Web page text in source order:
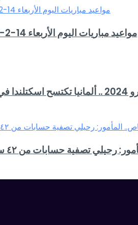
مواعيد مباريات اليوم الأربعاء 14-2-2024 والقنوات الناقلة
من طرف واحد
تصفية حسابات من ٤٢ سنة… وحسين السيد يرد